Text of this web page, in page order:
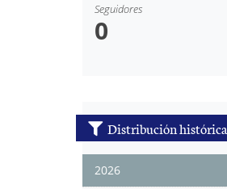
Seguidores
0
Distribución histórica
2026